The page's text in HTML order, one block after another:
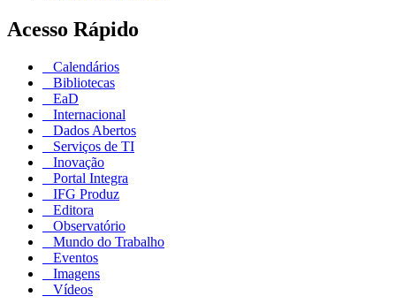
Acesso Rápido
Calendários
Bibliotecas
EaD
Internacional
Dados Abertos
Serviços de TI
Inovação
Portal Integra
IFG Produz
Editora
Observatório
Mundo do Trabalho
Eventos
Imagens
Vídeos